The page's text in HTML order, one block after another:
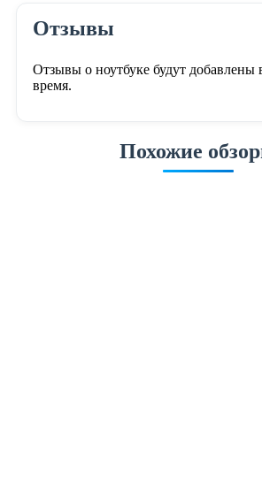
Отзывы
Отзывы о ноутбуке будут
время.
Похожие